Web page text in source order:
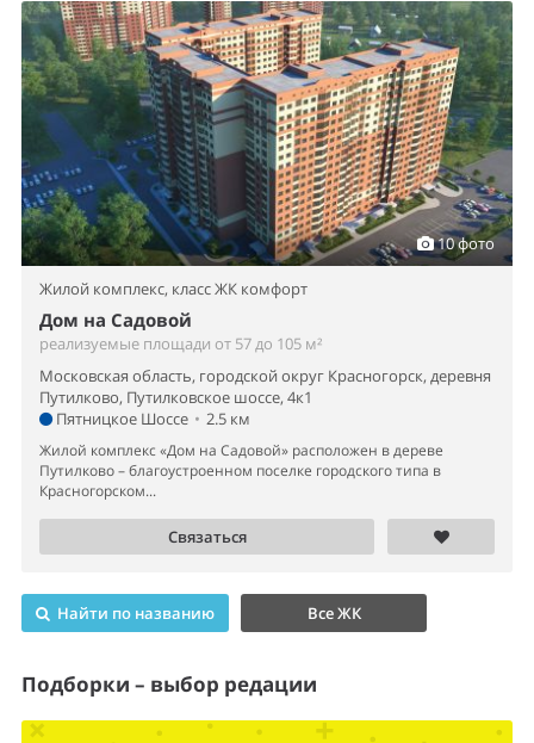
10 фото
Жилой комплекс, класс ЖК комфорт
Дом на Садовой
реализуемые площади от 57 до 105 м²
Московская область, городской округ Красногорск, деревня
Путилково, Путилковское шоссе, 4к1
Пятницкое Шоссе • 2.5 км
Жилой комплекс «Дом на Садовой» расположен в дереве
Путилково – благоустроенном поселке городского типа в
Красногорском...
Связаться
Найти по названию Все ЖК
Подборки – выбор редации